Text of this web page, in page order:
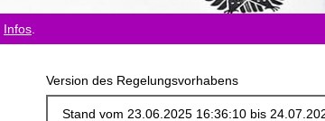
Infos
Version des Regelungsvorhabens